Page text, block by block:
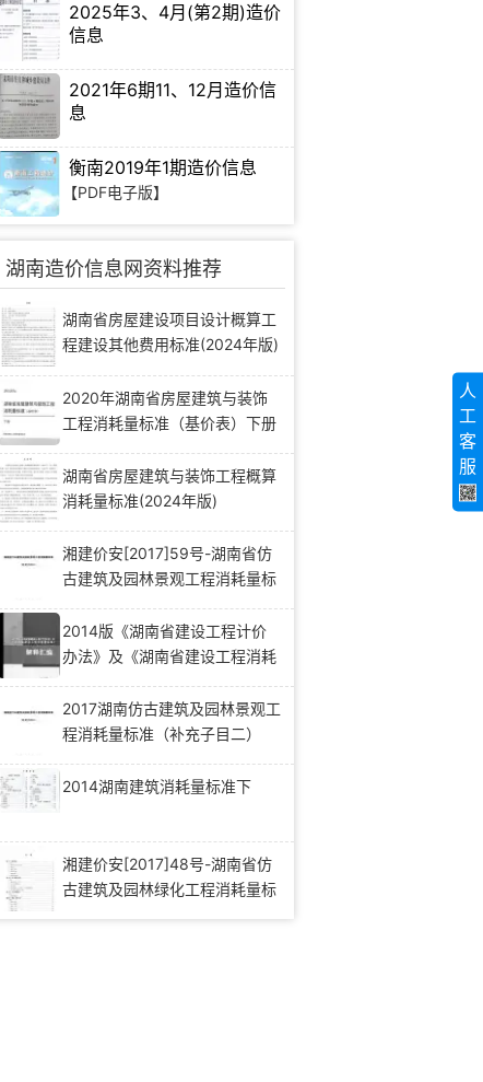
2025年3、4月(第2期)造价
信息
2021年6期11、12月造价信
息
衡南2019年1期造价信息
【PDF电子版】
湖南造价信息网资料推荐
湖南省房屋建设项目设计概算工
程建设其他费用标准(2024年版)
2020年湖南省房屋建筑与装饰
工程消耗量标准（基价表）下册
湖南省房屋建筑与装饰工程概算
消耗量标准(2024年版)
湘建价安[2017]59号-湖南省仿
古建筑及园林景观工程消耗量标
2014版《湖南省建设工程计价
办法》及《湖南省建设工程消耗
2017湖南仿古建筑及园林景观工
程消耗量标准（补充子目二）
2014湖南建筑消耗量标准下
湘建价安[2017]48号-湖南省仿
古建筑及园林绿化工程消耗量标
人
工
客
服